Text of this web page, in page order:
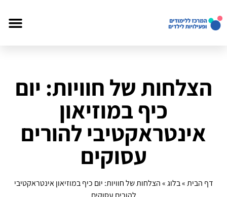
הצלחות של חוויות: יום
כיף במוזיאון
אינטראקטיבי להורים
עסוקים
דף הבית»בלוג»הצלחות של חוויות: יום כיף במוזיאון אינטראקטיבי